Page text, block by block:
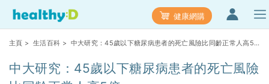
健康網購
主頁 > 生活百科 > 中大研究：45歲以下糖尿病患者的死亡風險比同齡正常人高5
中大研究：45歲以下糖尿病患者的死亡風險